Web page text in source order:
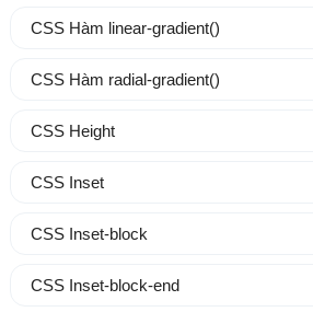
CSS Hàm linear-gradient()
CSS Hàm radial-gradient()
CSS Height
CSS Inset
CSS Inset-block
CSS Inset-block-end